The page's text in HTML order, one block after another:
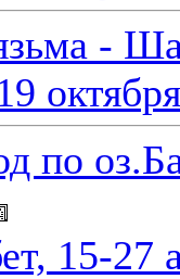
-
по
15-27